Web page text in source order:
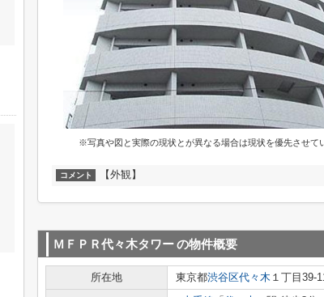
※写真や図と実際の現状とが異なる場合は現状を優先させて
コメント 【外観】
ＭＦＰＲ代々木タワーの物件概要
所在地 東京都渋谷区代々木 １丁目39-